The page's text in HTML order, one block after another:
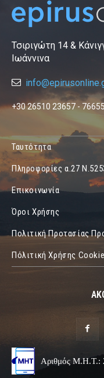
Τσιριγώτη 14 &
Ιωάννινα
+30 26510 23657 -
Ταυτότητα
Πληροφορίες α.27
Επικοινωνία
Όροι Χρήσης
Πολιτική Προτασίας
Πόλιτική Χρήσης
Αριθμός Μ.Η.Τ.: